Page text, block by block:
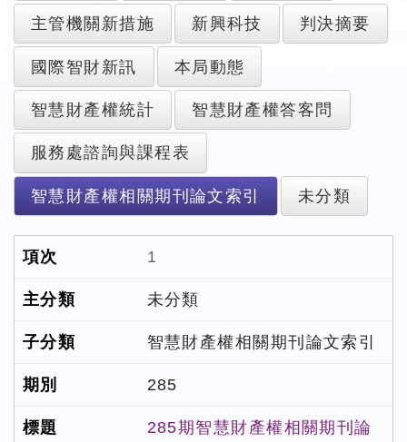
主管機關新措施 新興科技 判決摘要
國際智財新訊 本局動態
智慧財產權統計 智慧財產權答客問
服務處諮詢與課程表
智慧財產權相關期刊論文索引 未分類
1
未分類
智慧財產權相關期刊論文索引
285
285期智慧財產權相關期刊論